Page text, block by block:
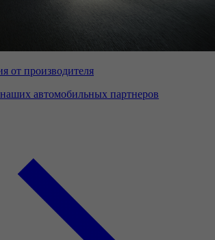
от производителя
автомобильных партнеров